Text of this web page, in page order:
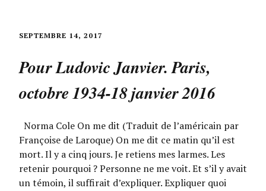
SEPTEMBRE 14, 2017
Pour Ludovic Janvier. Paris,
octobre 1934-18 janvier 2016
Norma Cole On me dit (Traduit de l’américain par
Françoise de Laroque) On me dit ce matin qu’il est
mort. Il y a cinq jours. Je retiens mes larmes. Les
retenir pourquoi ? Personne ne me voit. Et s’il y avait
un témoin, il suffirait d’expliquer. Expliquer quoi